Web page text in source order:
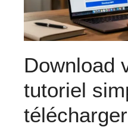
Download
tutoriel